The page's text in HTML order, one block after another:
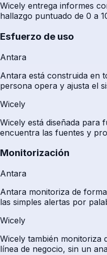
Wicely entrega informes
hallazgo puntuado de 0 a
Esfuerzo de uso
Antara
Antara está construida en
persona opera y ajusta el
Wicely
Wicely está diseñada para
encuentra las fuentes y
Monitorización
Antara
Antara monitoriza de
las simples alertas por
Wicely
Wicely también monitoriza
línea de negocio, sin un